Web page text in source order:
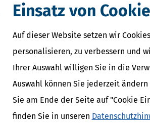
Einsatz von
Auf dieser Website setzen wir
personalisieren, zu verbessern und
Ihrer Auswahl willigen Sie in die
Auswahl können Sie jederzeit
Sie am Ende der Seite auf "Cookie
finden Sie in unseren
Versicherte ist es wichtig, dass
des elektronischen Verfahrens bei
den Versicherten eine
weiter aushändigen.
darauf achten und verlangen, dass
die Krankenkasse übermittelt hat, ist für